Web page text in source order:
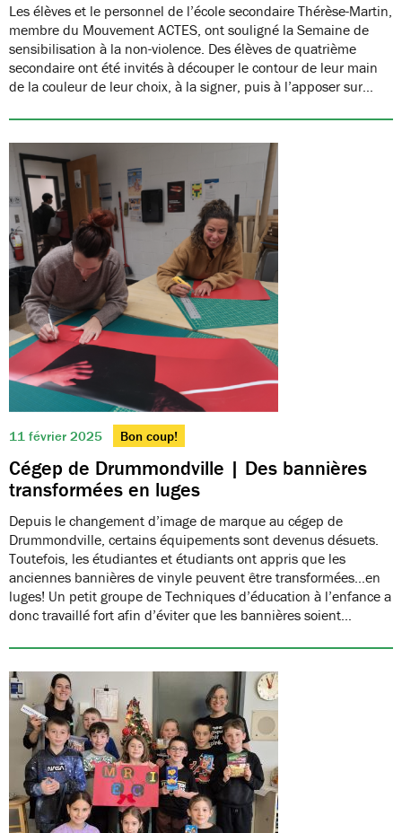
Les élèves et le personnel de l’école secondaire Thérèse-Martin,
membre du Mouvement ACTES, ont souligné la Semaine de
sensibilisation à la non-violence. Des élèves de quatrième
secondaire ont été invités à découper le contour de leur main
de la couleur de leur choix, à la signer, puis à l’apposer sur…
11 février 2025 Bon coup!
Cégep de Drummondville | Des bannières
transformées en luges
Depuis le changement d’image de marque au cégep de
Drummondville, certains équipements sont devenus désuets.
Toutefois, les étudiantes et étudiants ont appris que les
anciennes bannières de vinyle peuvent être transformées…en
luges! Un petit groupe de Techniques d’éducation à l’enfance a
donc travaillé fort afin d’éviter que les bannières soient…